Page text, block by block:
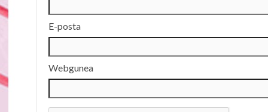
E-posta
Webgunea